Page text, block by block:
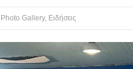
Photo Gallery, Ειδήσεις